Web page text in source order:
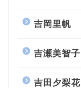
吉岡里帆
吉瀬美智子
吉田夕梨花